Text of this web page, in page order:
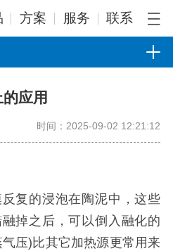
方案 服务 联系
应用
时间：2025-09-02 12:21:12
的浸泡在陶泥中，这些
掉之后，可以倒入融化的
压)比其它加热源更常用来